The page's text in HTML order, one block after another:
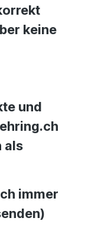
keine
und
als
immer